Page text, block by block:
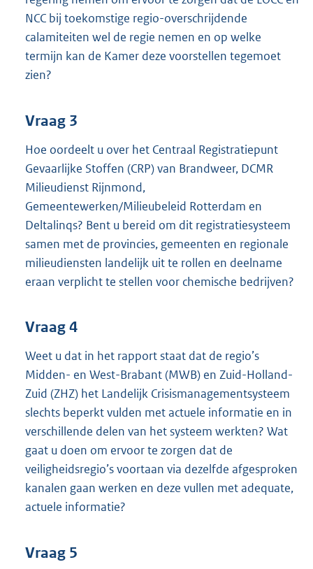
NCC bij toekomstige regio-overschrijdende
calamiteiten wel de regie nemen en op welke
termijn kan de Kamer deze voorstellen tegemoet
zien?
Vraag 3
Hoe oordeelt u over het Centraal Registratiepunt
Gevaarlijke Stoffen (CRP) van Brandweer, DCMR
Milieudienst Rijnmond,
Gemeentewerken/Milieubeleid Rotterdam en
Deltalinqs? Bent u bereid om dit registratiesysteem
samen met de provincies, gemeenten en regionale
milieudiensten landelijk uit te rollen en deelname
eraan verplicht te stellen voor chemische bedrijven?
Vraag 4
Weet u dat in het rapport staat dat de regio’s
Midden- en West-Brabant (MWB) en Zuid-Holland-
Zuid (ZHZ) het Landelijk Crisismanagementsysteem
slechts beperkt vulden met actuele informatie en in
verschillende delen van het systeem werkten? Wat
gaat u doen om ervoor te zorgen dat de
veiligheidsregio’s voortaan via dezelfde afgesproken
kanalen gaan werken en deze vullen met adequate,
actuele informatie?
Vraag 5